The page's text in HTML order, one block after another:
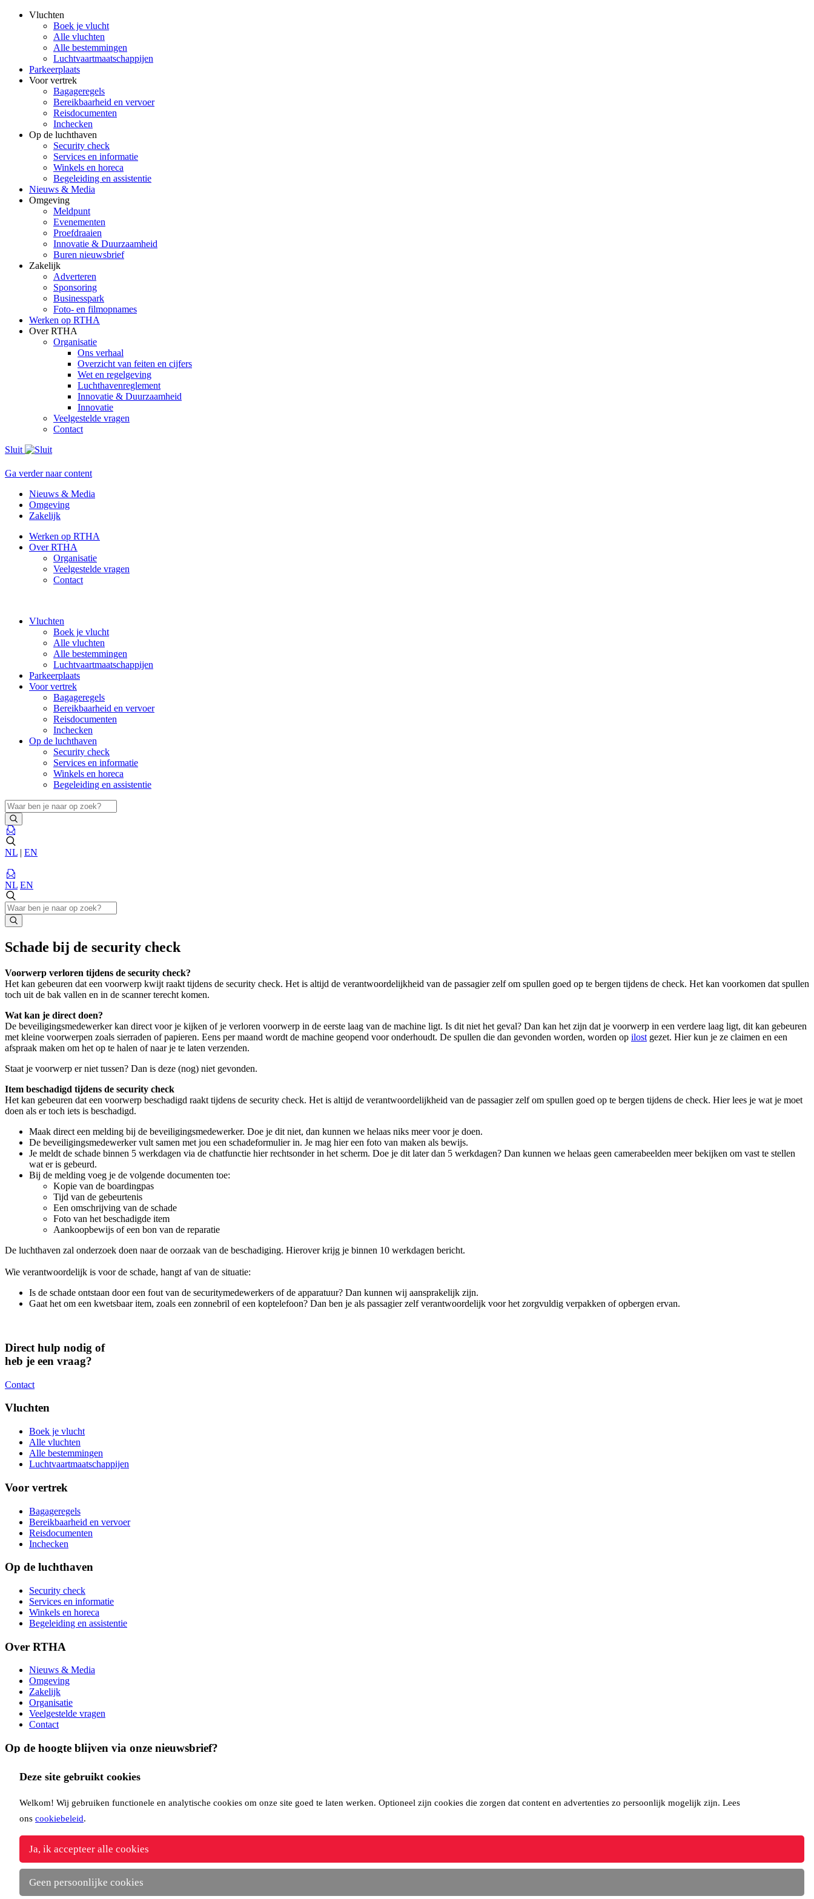
Deze site gebruikt cookies
Welkom! Wij gebruiken functionele en analytische cookies om onze site goed te laten werken. Optioneel zijn cookies die zorgen dat content en advertenties zo persoonlijk mogelijk zijn. Lees
ons cookiebeleid.
Ja, ik accepteer alle cookies
Geen persoonlijke cookies
Vluchten
Boek je vlucht
Alle vluchten
Alle bestemmingen
Luchtvaartmaatschappijen
Parkeerplaats
Voor vertrek
Bagageregels
Bereikbaarheid en vervoer
Reisdocumenten
Inchecken
Op de luchthaven
Security check
Services en informatie
Winkels en horeca
Begeleiding en assistentie
Nieuws & Media
Omgeving
Meldpunt
Evenementen
Proefdraaien
Innovatie & Duurzaamheid
Buren nieuwsbrief
Zakelijk
Adverteren
Sponsoring
Businesspark
Foto- en filmopnames
Werken op RTHA
Over RTHA
Organisatie
Ons verhaal
Overzicht van feiten en cijfers
Wet en regelgeving
Luchthavenreglement
Innovatie & Duurzaamheid
Innovatie
Veelgestelde vragen
Contact
Sluit
Ga verder naar content
Nieuws & Media
Omgeving
Zakelijk
Werken op RTHA
Over RTHA
Organisatie
Veelgestelde vragen
Contact
Vluchten
Boek je vlucht
Alle vluchten
Alle bestemmingen
Luchtvaartmaatschappijen
Parkeerplaats
Voor vertrek
Bagageregels
Bereikbaarheid en vervoer
Reisdocumenten
Inchecken
Op de luchthaven
Security check
Services en informatie
Winkels en horeca
Begeleiding en assistentie
NL | EN
NL EN
Schade bij de security check
Voorwerp verloren tijdens de security check?
Het kan gebeuren dat een voorwerp kwijt raakt tijdens de security check. Het is altijd de verantwoordelijkheid van de passagier zelf om spullen goed op te bergen tijdens de check. Het kan voorkomen dat spullen
toch uit de bak vallen en in de scanner terecht komen.
Wat kan je direct doen?
De beveiligingsmedewerker kan direct voor je kijken of je verloren voorwerp in de eerste laag van de machine ligt. Is dit niet het geval? Dan kan het zijn dat je voorwerp in een verdere laag ligt, dit kan gebeuren
met kleine voorwerpen zoals sierraden of papieren. Eens per maand wordt de machine geopend voor onderhoudt. De spullen die dan gevonden worden, worden op ilost gezet. Hier kun je ze claimen en een
afspraak maken om het op te halen of naar je te laten verzenden.
Staat je voorwerp er niet tussen? Dan is deze (nog) niet gevonden.
Item beschadigd tijdens de security check
Het kan gebeuren dat een voorwerp beschadigd raakt tijdens de security check. Het is altijd de verantwoordelijkheid van de passagier zelf om spullen goed op te bergen tijdens de check. Hier lees je wat je moet
doen als er toch iets is beschadigd.
Maak direct een melding bij de beveiligingsmedewerker. Doe je dit niet, dan kunnen we helaas niks meer voor je doen.
De beveiligingsmedewerker vult samen met jou een schadeformulier in. Je mag hier een foto van maken als bewijs.
Je meldt de schade binnen 5 werkdagen via de chatfunctie hier rechtsonder in het scherm. Doe je dit later dan 5 werkdagen? Dan kunnen we helaas geen camerabeelden meer bekijken om vast te stellen
wat er is gebeurd.
Bij de melding voeg je de volgende documenten toe:
Kopie van de boardingpas
Tijd van de gebeurtenis
Een omschrijving van de schade
Foto van het beschadigde item
Aankoopbewijs of een bon van de reparatie
De luchthaven zal onderzoek doen naar de oorzaak van de beschadiging. Hierover krijg je binnen 10 werkdagen bericht.
Wie verantwoordelijk is voor de schade, hangt af van de situatie:
Is de schade ontstaan door een fout van de securitymedewerkers of de apparatuur? Dan kunnen wij aansprakelijk zijn.
Gaat het om een kwetsbaar item, zoals een zonnebril of een koptelefoon? Dan ben je als passagier zelf verantwoordelijk voor het zorgvuldig verpakken of opbergen ervan.
Direct hulp nodig of
heb je een vraag?
Contact
Vluchten
Boek je vlucht
Alle vluchten
Alle bestemmingen
Luchtvaartmaatschappijen
Voor vertrek
Bagageregels
Bereikbaarheid en vervoer
Reisdocumenten
Inchecken
Op de luchthaven
Security check
Services en informatie
Winkels en horeca
Begeleiding en assistentie
Over RTHA
Nieuws & Media
Omgeving
Zakelijk
Organisatie
Veelgestelde vragen
Contact
Op de hoogte blijven via onze nieuwsbrief?
Inschrijven
Copyright Rotterdam Airport B.V. 2026
Volg ons via:
Download de RTHA app: